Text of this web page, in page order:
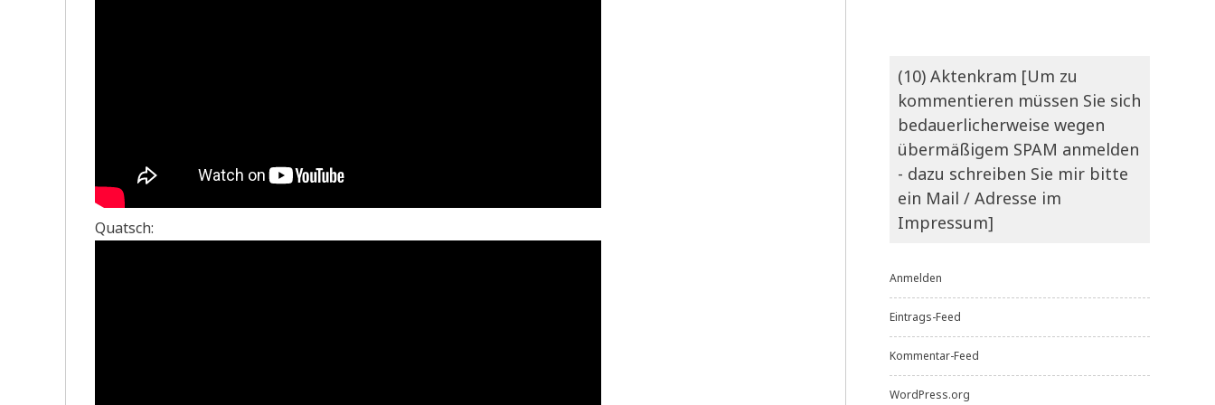
Quatsch:
(10) Aktenkram [Um zu
kommentieren müssen Sie sich
bedauerlicherweise wegen
übermäßigem SPAM anmelden
- dazu schreiben Sie mir bitte
ein Mail / Adresse im
Impressum]
Anmelden
Eintrags-Feed
Kommentar-Feed
WordPress.org